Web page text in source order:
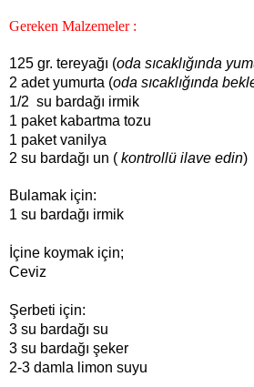
Gereken Malzemeler :
125 gr. tereyağı (oda sıcaklığında
2 adet yumurta (oda sıcaklığında
1/2 su bardağı irmik
1 paket kabartma tozu
1 paket vanilya
2 su bardağı un ( kontrollü ilave edin)
Bulamak için:
1 su bardağı irmik
İçine koymak için;
Ceviz
Şerbeti için:
3 su bardağı su
3 su bardağı şeker
2-3 damla limon suyu